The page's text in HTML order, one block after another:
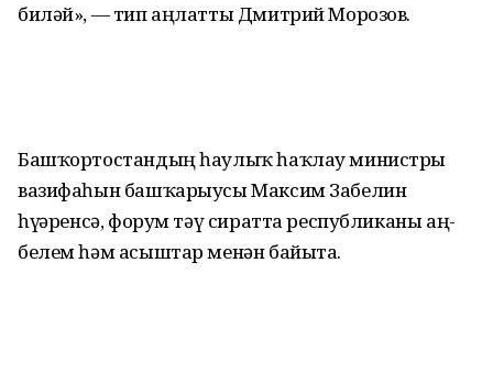
биләй», — тип аңлатты Дмитрий Морозов.
Башҡортостандың һаулыҡ һаҡлау министры
вазифаһын башҡарыусы Максим Забелин
һүҙҙәренсә, форум тәү сиратта республиканы аң-
белем һәм асыштар менән байыта.